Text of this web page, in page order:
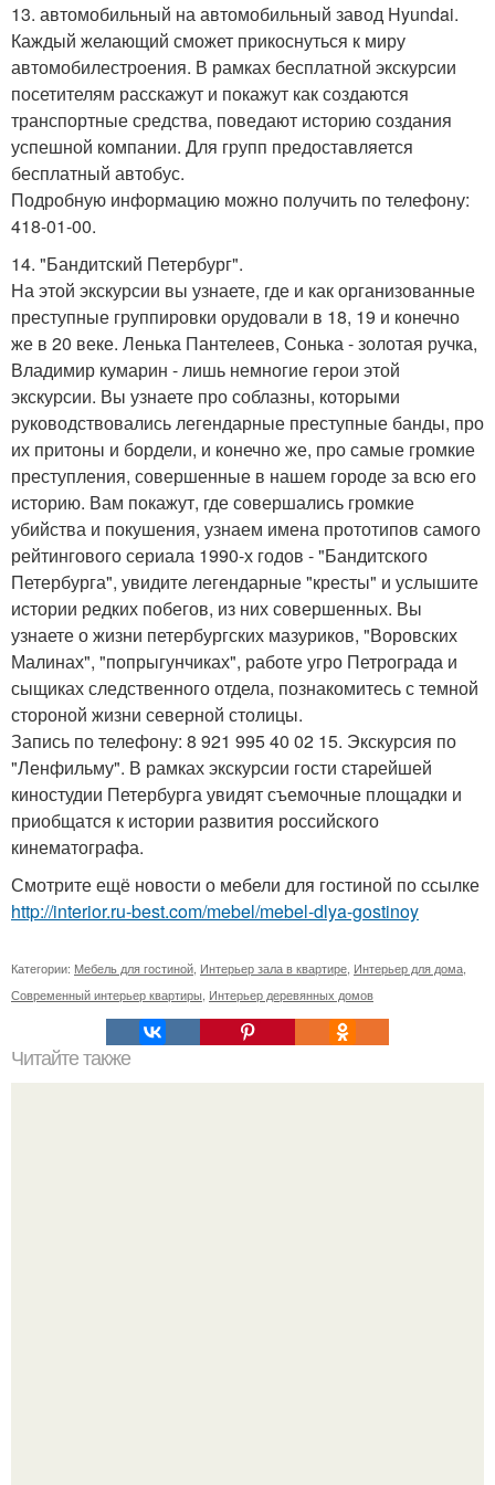
13. автомобильный на автомобильный завод Hyundai.
Каждый желающий сможет прикоснуться к миру
автомобилестроения. В рамках бесплатной экскурсии
посетителям расскажут и покажут как создаются
транспортные средства, поведают историю создания
успешной компании. Для групп предоставляется
бесплатный автобус.
Подробную информацию можно получить по телефону:
418-01-00.
14. "Бандитский Петербург".
На этой экскурсии вы узнаете, где и как организованные
преступные группировки орудовали в 18, 19 и конечно
же в 20 веке. Ленька Пантелеев, Сонька - золотая ручка,
Владимир кумарин - лишь немногие герои этой
экскурсии. Вы узнаете про соблазны, которыми
руководствовались легендарные преступные банды, про
их притоны и бордели, и конечно же, про самые громкие
преступления, совершенные в нашем городе за всю его
историю. Вам покажут, где совершались громкие
убийства и покушения, узнаем имена прототипов самого
рейтингового сериала 1990-х годов - "Бандитского
Петербурга", увидите легендарные "кресты" и услышите
истории редких побегов, из них совершенных. Вы
узнаете о жизни петербургских мазуриков, "Воровских
Малинах", "попрыгунчиках", работе угро Петрограда и
сыщиках следственного отдела, познакомитесь с темной
стороной жизни северной столицы.
Запись по телефону: 8 921 995 40 02 15. Экскурсия по
"Ленфильму". В рамках экскурсии гости старейшей
киностудии Петербурга увидят съемочные площадки и
приобщатся к истории развития российского
кинематографа.
Смотрите ещё новости о мебели для гостиной по ссылке
http://interior.ru-best.com/mebel/mebel-dlya-gostinoy
Категории: Мебель для гостиной, Интерьер зала в квартире, Интерьер для дома,
Современный интерьер квартиры, Интерьер деревянных домов
Читайте также